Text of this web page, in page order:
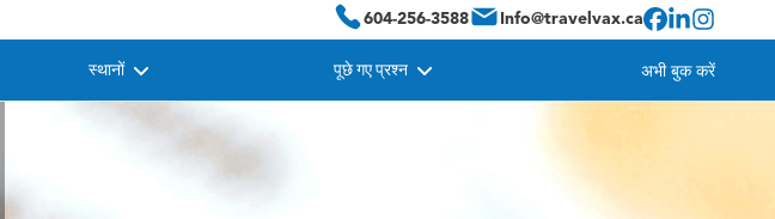
604-256-3588 Info@travelvax.ca
स्थानों पूछे गए प्रश्न अभी बुक करें